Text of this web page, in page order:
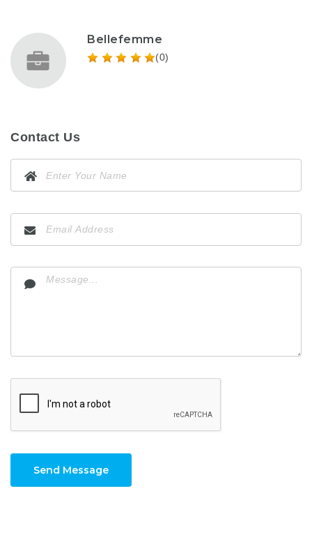
Bellefemme
(0)
Contact Us
Send Message